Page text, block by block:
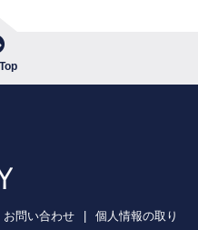
お問い合わせ
個人情報の取り